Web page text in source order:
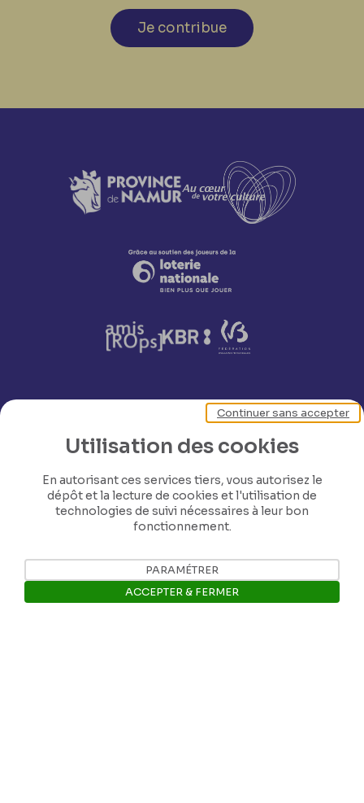
Je contribue
E-mail: info@museerops.be
Instagram
Facebook
Utilisation des cookies
En autorisant ces services tiers, vous autorisez le
dépôt et la lecture de cookies et l'utilisation de
technologies de suivi nécessaires à leur bon
fonctionnement.
Continuer sans accepter
PARAMÉTRER
ACCEPTER & FERMER